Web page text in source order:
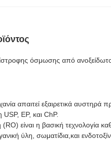
όσμωσης από
απαιτεί εξαιρετικά
EP, και ChP.
είναι η βασική τεχνολογία
ύλη, σωματίδια,και